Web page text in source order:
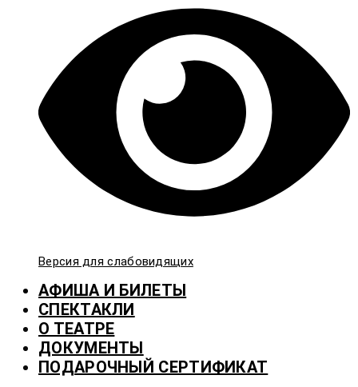
Версия для слабовидящих
АФИША И БИЛЕТЫ
СПЕКТАКЛИ
О ТЕАТРЕ
ДОКУМЕНТЫ
ПОДАРОЧНЫЙ СЕРТИФИКАТ